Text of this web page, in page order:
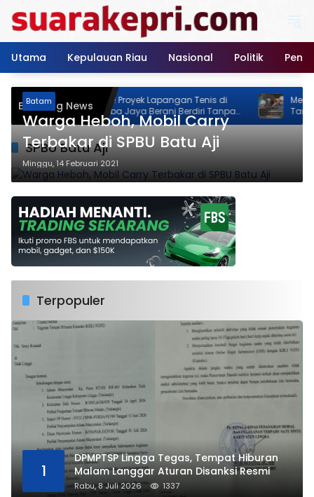
konten
Utama
Kepulauan Riau Nasional Politik
Breaking News
Neo Feodal! Proyek Lapangan Tenis di
Jalan Rimba Jaya Berani Berdiri Tanpa
Izin, Pemilik Malah Pamer Progres 70
Persen
Menyusuri
SPBU Batu Aji
Batam
Warga Heboh, Mobil Carry
Terbakar di SPBU Batu Aji
Minggu, 14 Februari 2021
Terpopuler
1
DPMPTSP Lingga Tegas, Tempat Hiburan
Malam Langgar Aturan Disanksi Resmi
Rabu, 8 Juli 2026 1337